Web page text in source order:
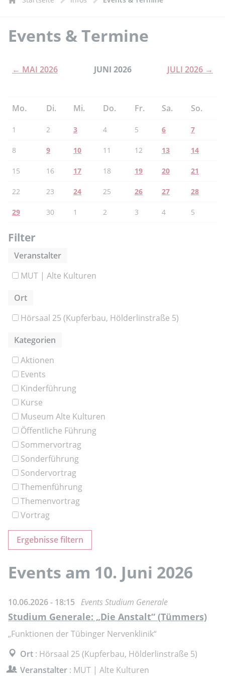
Events & Termine
← MAI 2026 JUNI 2026 JULI 2026 →
Mo. Di. Mi. Do. Fr. Sa. So.
1 2 3 4 5 6 7
8 9 10 11 12 13 14
15 16 17 18 19 20 21
22 23 24 25 26 27 28
29 30 1 2 3 4 5
Filter
Veranstalter
MUT | Alte Kulturen
Ort
Hörsaal 25 (Kupferbau, Hölderlinstraße 5)
Kategorien
Aktionen
Events
Kinderführung
Kurse
Museum Alte Kulturen
Öffentliche Führung
Sommervortrag
Sonderführung
Sondervortrag
Themenführung
Themenvortrag
Vortrag
Events am 10. Juni 2026
10.06.2026 - 18:15 Events Studium Generale
Studium Generale: „Die Anstalt“ (Tümmers)
„Funktionen der Tübinger Nervenklinik“
Ort : Hörsaal 25 (Kupferbau, Hölderlinstraße 5)
Veranstalter : MUT | Alte Kulturen